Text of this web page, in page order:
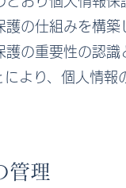
護の仕組みを構築
護の重要性の認識
より、個人情報
管理